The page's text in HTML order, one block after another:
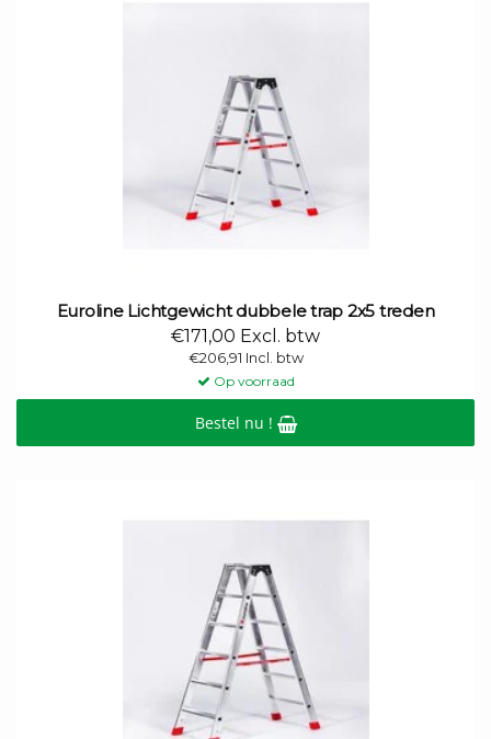
Euroline Lichtgewicht dubbele trap 2x5 treden
€171,00 Excl. btw
€206,91 Incl. btw
Op voorraad
Bestel nu !